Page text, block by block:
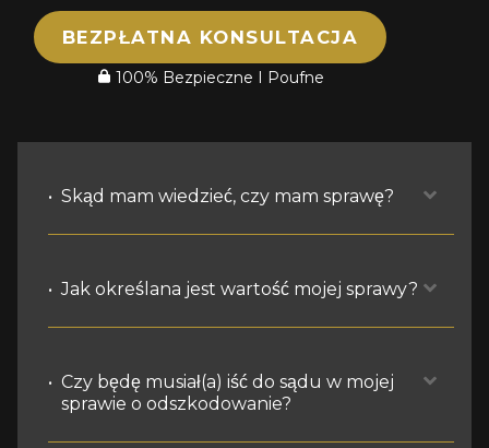
BEZPŁATNA KONSULTACJA
100% Bezpieczne I Poufne
Skąd mam wiedzieć, czy mam sprawę?
Podstawowe przesłanki do wszczęcia
prawne, które mogą mieć
zastosowanie.
Jak określana jest wartość mojej sprawy?
Celem sprawy o odszkodowanie jest
zapewnienie Ci uczciwej
Czy będę musiał(a) iść do sądu w mojej
sprawie o odszkodowanie?